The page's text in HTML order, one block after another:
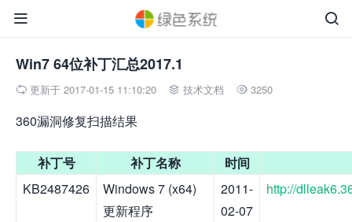


Win7 64位补丁汇总2017.1
 更新于 2017-01-15 11:10:20  技术文档  3250
360漏洞修复扫描结果
补丁号 补丁名称
时间
KB2487426
Windows 7 (x64)
更新程序
2011-
02-07
http://